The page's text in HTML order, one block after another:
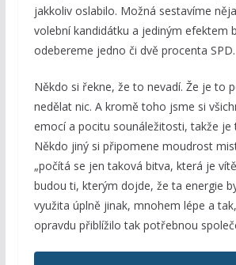
jakkoliv oslabilo. Možná sestavíme
volební kandidátku a jediným efektem
odebereme jedno či dvě procenta SPD.
Někdo si řekne, že to nevadí. Že je to
nedělat nic. A kromě toho jsme si
emocí a pocitu sounáležitosti, takže je
Někdo jiný si připomene moudrost
„počítá se jen taková bitva, která je
budou ti, kterým dojde, že ta energie
využita úplně jinak, mnohem lépe a
opravdu přiblížilo tak potřebnou